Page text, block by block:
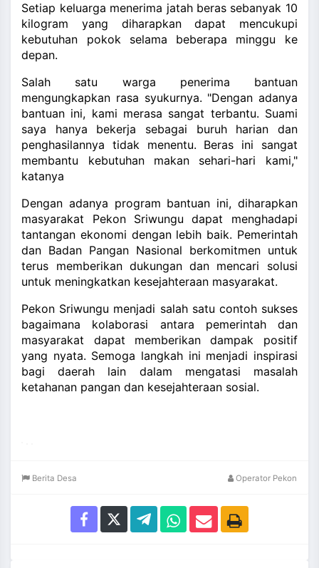
Setiap keluarga menerima jatah beras sebanyak 10
kilogram yang diharapkan dapat mencukupi
kebutuhan pokok selama beberapa minggu ke
depan.
Salah satu warga penerima bantuan
mengungkapkan rasa syukurnya. "Dengan adanya
bantuan ini, kami merasa sangat terbantu. Suami
saya hanya bekerja sebagai buruh harian dan
penghasilannya tidak menentu. Beras ini sangat
membantu kebutuhan makan sehari-hari kami,"
katanya
Dengan adanya program bantuan ini, diharapkan
masyarakat Pekon Sriwungu dapat menghadapi
tantangan ekonomi dengan lebih baik. Pemerintah
dan Badan Pangan Nasional berkomitmen untuk
terus memberikan dukungan dan mencari solusi
untuk meningkatkan kesejahteraan masyarakat.
Pekon Sriwungu menjadi salah satu contoh sukses
bagaimana kolaborasi antara pemerintah dan
masyarakat dapat memberikan dampak positif
yang nyata. Semoga langkah ini menjadi inspirasi
bagi daerah lain dalam mengatasi masalah
ketahanan pangan dan kesejahteraan sosial.
Berita Desa Operator Pekon